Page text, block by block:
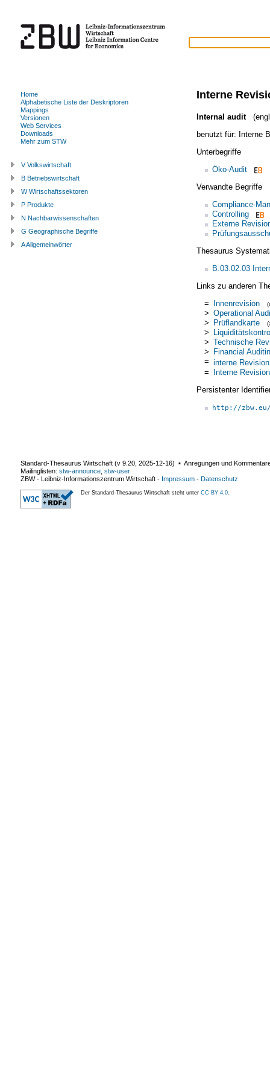
Interne
Internal audit
benutzt für: Interne
Unterbegriffe
Öko-Audit
Verwandte Begriffe
Compliance-
Controlling
Externe
Thesaurus
B.03.02.03
Links zu anderen
= Innenrevision
> Operational
> Prüflandkarte
>
> Technische
> Financial
= interne Revision
= Interne Revision
Persistenter
http://
Home
Alphabetische Liste der Deskriptoren
Mappings
Versionen
Web Services
Downloads
Mehr zum STW
V Volkswirtschaft
B Betriebswirtschaft
W Wirtschaftssektoren
P Produkte
N Nachbarwissenschaften
G Geographische Begriffe
A Allgemeinwörter
Standard-Thesaurus Wirtschaft (v 9.20 2025-12-16) ▪ Anregungen und
Mailinglisten: stw-announce stw-user
ZBW - Leibniz-Informationszentrum Wirtschaft - Impressum - Datenschutz
Der Standard-Thesaurus Wirtschaft steht unter CC BY 4.0